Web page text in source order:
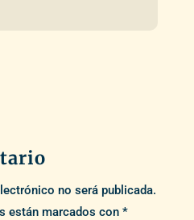
no será publicada.
están marcados con *